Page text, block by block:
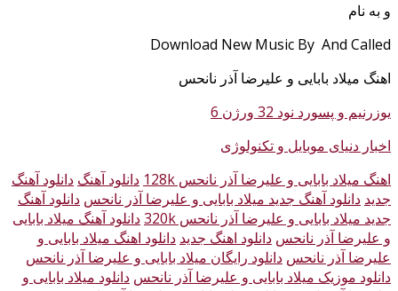
و به نام
Download New Music By And Called
اهنگ میلاد بابایی و علیرضا آذر نانحس
یوزرنیم و پسورد نود 32 ورژن 6
اخبار دنیای موبایل و تکنولوژی
اهنگ میلاد بابایی و علیرضا آذر نانحس 128k
دانلود آهنگ دانلود آهنگ
جدید دانلود آهنگ جدید میلاد بابایی و علیرضا آذر نانحس دانلود آهنگ
جدید میلاد بابایی و علیرضا آذر نانحس 320k
دانلود آهنگ میلاد بابایی
و علیرضا آذر نانحس دانلود اهنگ جدید دانلود اهنگ میلاد بابایی و
علیرضا آذر نانحس دانلود رایگان میلاد بابایی و علیرضا آذر نانحس
دانلود موزیک میلاد بابایی و علیرضا آذر نانحس دانلود میلاد بابایی و